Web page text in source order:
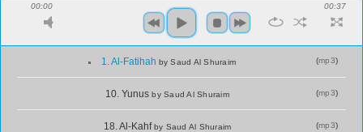
00:00 00:37
(mp3)
1. Al-Fatihah by Saud Al Shuraim
(mp3)
10. Yunusby Saud Al Shuraim
(mp3)
18. Al-Kahfby Saud Al Shuraim